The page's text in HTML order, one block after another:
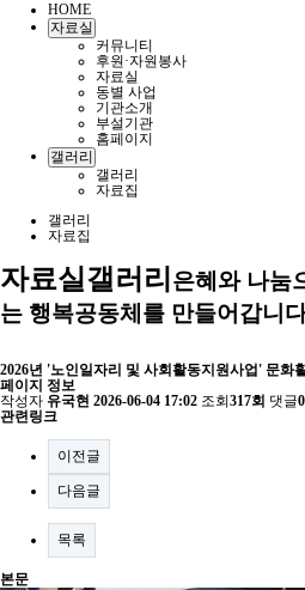
HOME
자료실
커뮤니티
후원·자원봉사
자료실
동별 사업
기관소개
부설기관
홈페이지
갤러리
갤러리
자료집
갤러리
자료집
자료실갤러리 은혜와 나눔
는 행복공동체를 만들어갑니
2026년 '노인일자리 및 사회활동지원사업' 문화
페이지 정보
작성자 유국현 2026-06-04 17:02 조회 317회 댓글
관련링크
이전글
다음글
목록
본문